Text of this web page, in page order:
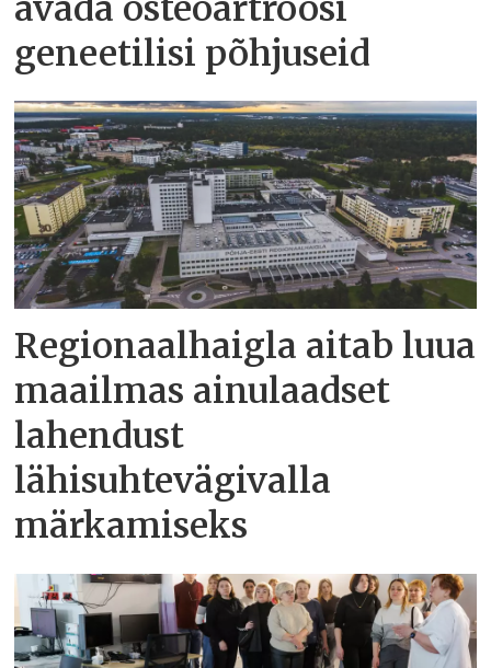
geneetilisi põhjuseid
Regionaalhaigla aitab luua
maailmas ainulaadset
lahendust
lähisuhtevägivalla
märkamiseks